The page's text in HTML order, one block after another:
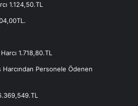
1.124,50.TL
1.718,80.TL
Harcından Personele Ödenen